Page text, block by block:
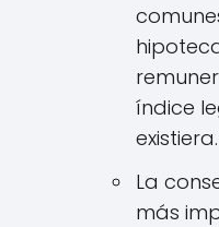
índice
existiera.
La
más